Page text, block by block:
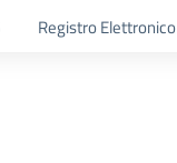
Registro Elettronico